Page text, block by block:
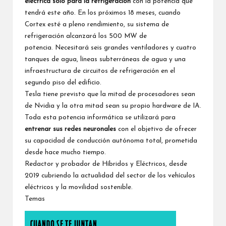
tendrá este año. En los próximos 18 meses, cuando
Cortex esté a pleno rendimiento, su sistema de
refrigeración alcanzará los 500 MW de
potencia. Necesitará seis grandes ventiladores y cuatro
tanques de agua, líneas subterráneas de agua y una
infraestructura de circuitos de refrigeración en el
segundo piso del edificio.
Tesla tiene previsto que la mitad de procesadores sean
de Nvidia y la otra mitad sean su propio hardware de IA.
Toda esta potencia informática se utilizará para
entrenar sus redes neuronales con el objetivo de ofrecer
su capacidad de conducción autónoma total, prometida
desde hace mucho tiempo.
Redactor y probador de Híbridos y Eléctricos, desde
2019 cubriendo la actualidad del sector de los vehículos
eléctricos y la movilidad sostenible.
Temas